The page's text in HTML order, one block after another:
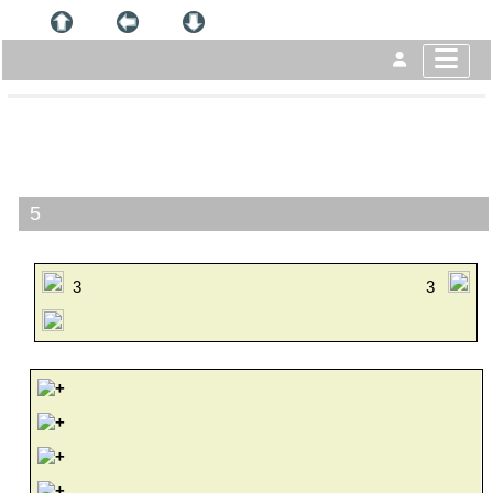
5
3 3